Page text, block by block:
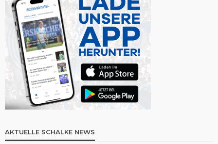
AKTUELLE SCHALKE NEWS